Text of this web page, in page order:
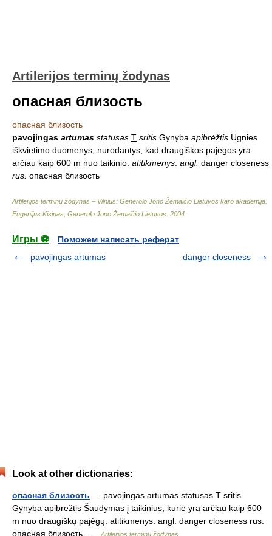
Artilerijos terminų žodynas
опасная близость
опасная близость
pavojingas artumas statusas T sritis Gynyba apibrėžtis Ugnies
iškvietimo duomenys, nurodantys, kad draugiškos pajėgos yra
arčiau kaip 600 m nuo taikinio. atitikmenys: angl. danger closeness
rus. опасная близость
Artilerijos terminų žodynas – Vilnius: Generolo Jono Žemaičio Lietuvos karo akademija
Eugenijus Kisinas, Generolo Jono Žemaičio Lietuvos 2004
Игры ⚽
Поможем написать реферат
pavojingas artumas
danger closeness
Look at other dictionaries:
опасная близость — pavojingas artumas statusas T sritis
Gynyba apibrėžtis Šaudymas į taikinius, kurie yra arčiau kaip 600
m nuo draugiškų pajėgų. atitikmenys: angl. danger closeness rus.
опасная близость …
Artilerijos terminų žodynas